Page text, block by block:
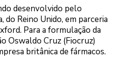
desenvolvido pelo
Reino Unido, em parceria
Para a formulação da
Oswaldo Cruz (Fiocruz)
britânica de fármacos.